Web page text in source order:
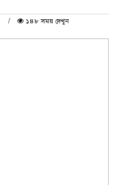
১৪৮ সময় দেখুন